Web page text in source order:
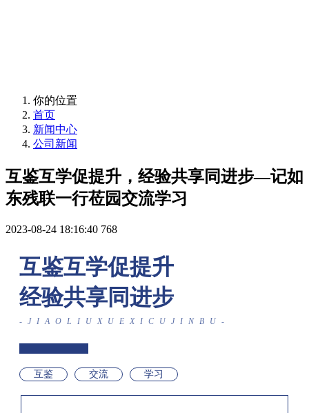
你的位置
首页
新闻中心
公司新闻
互鉴互学促提升，经验共享同进步—记如
东残联一行莅园交流学习
2023-08-24 18:16:40 768
互鉴互学促提升
经验共享同进步
-JIAOLIUXUEXICUJINBU-
互鉴 交流 学习